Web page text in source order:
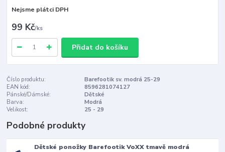
Nejsme plátci DPH
99 Kč/ks
Přidat do košíku
Číslo produktu:
Barefootik sv. modrá 25-29
EAN kód:
8596281074127
Pánské/Dámské:
Dětské
Barva:
Modrá
Velikost:
25 - 29
Podobné produkty
Dětské ponožky Barefootik VoXX tmavě modrá